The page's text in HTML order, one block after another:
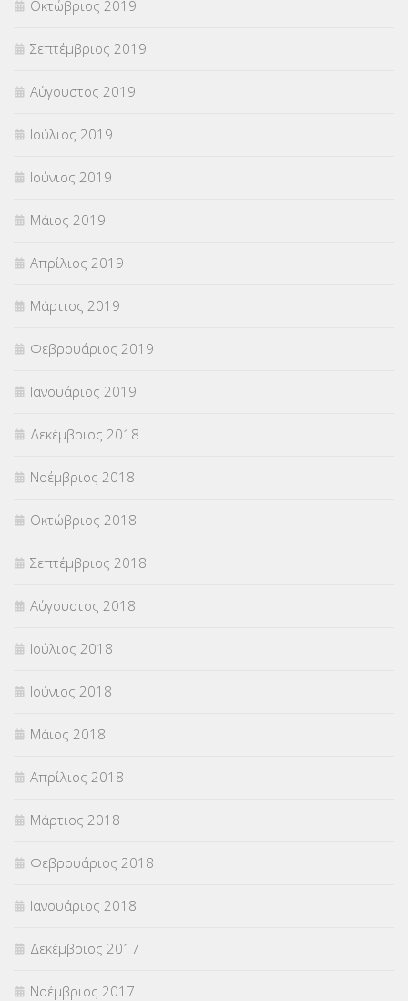
Οκτώβριος 2019
Σεπτέμβριος 2019
Αύγουστος 2019
Ιούλιος 2019
Ιούνιος 2019
Μάιος 2019
Απρίλιος 2019
Μάρτιος 2019
Φεβρουάριος 2019
Ιανουάριος 2019
Δεκέμβριος 2018
Νοέμβριος 2018
Οκτώβριος 2018
Σεπτέμβριος 2018
Αύγουστος 2018
Ιούλιος 2018
Ιούνιος 2018
Μάιος 2018
Απρίλιος 2018
Μάρτιος 2018
Φεβρουάριος 2018
Ιανουάριος 2018
Δεκέμβριος 2017
Νοέμβριος 2017